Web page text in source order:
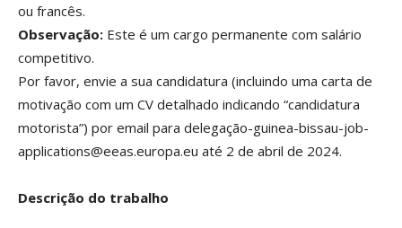
ou francês.
Observação: Este é um cargo permanente com salário
competitivo.
Por favor, envie a sua candidatura (incluindo uma carta de
motivação com um CV detalhado indicando “candidatura
motorista”) por email para delegação-guinea-bissau-job-
applications@eeas.europa.eu até 2 de abril de 2024.
Descrição do trabalho